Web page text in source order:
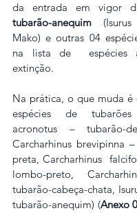
da entrada em vigor
tubarão-anequim
Mako) e outras 04
na lista de  espécies
extinção.
Na prática, o que muda é
espécies de tubarões
acronotus – tubarão-
Carcharhinus brevipinna
preta, Carcharhinus
lombo-preto,
tubarão-cabeça-chata,
tubarão-anequim) (Anexo 0